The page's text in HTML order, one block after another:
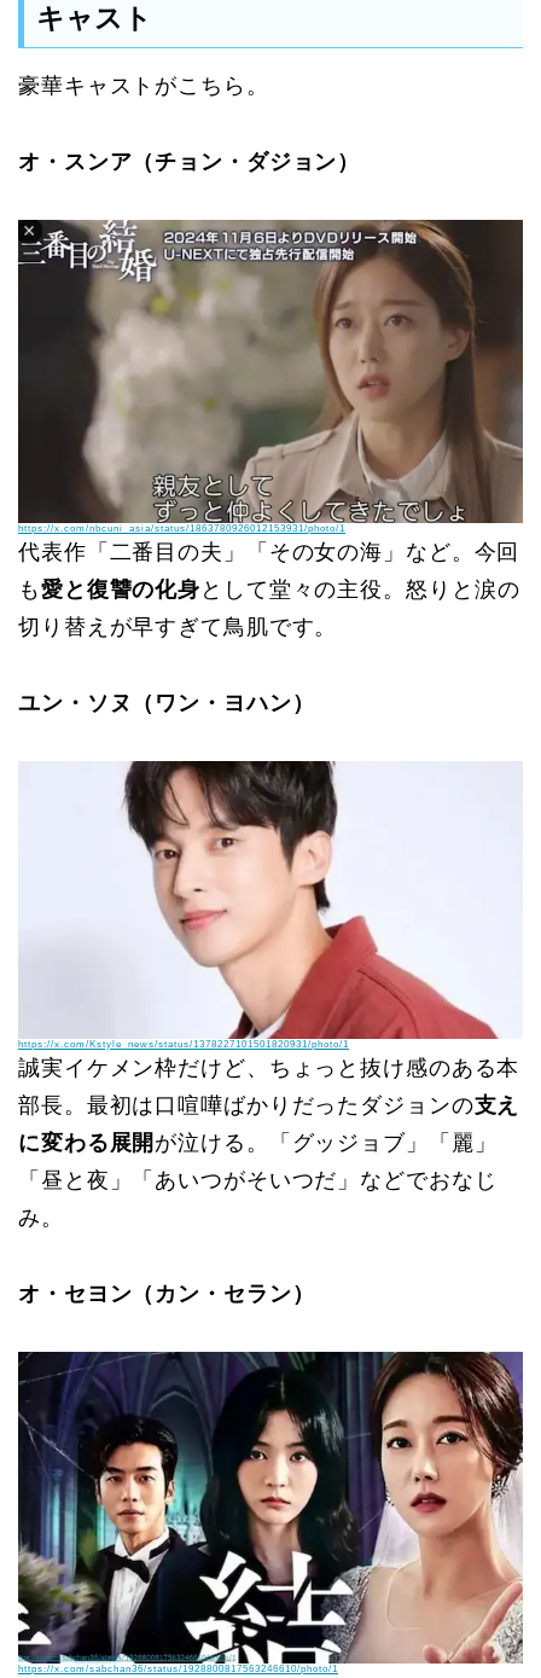
キャスト
豪華キャストがこちら。
オ・スンア（チョン・ダジョン）
https://x.com/nbcuni_asia/status/1863780926012153931/photo/1
代表作「二番目の夫」「その女の海」など。今回
も愛と復讐の化身 として堂々の主役。怒りと涙の
切り替えが早すぎて鳥肌です。
ユン・ソヌ（ワン・ヨハン）
https://x.com/Kstyle_news/status/1378227101501820931/photo/1
誠実イケメン枠だけど、ちょっと抜け感のある本
部長。最初は口喧嘩ばかりだったダジョンの支え
に変わる展開 が泣ける。「グッジョブ」「麗」
「昼と夜」「あいつがそいつだ」などでおなじ
み。
オ・セヨン（カン・セラン）
https://x.com/sabchan36/status/1928800817563246610/photo/1